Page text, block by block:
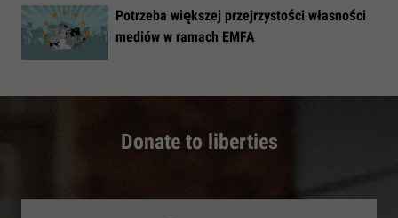
​Potrzeba większej przejrzystości własności
mediów w ramach EMFA
Donate to liberties